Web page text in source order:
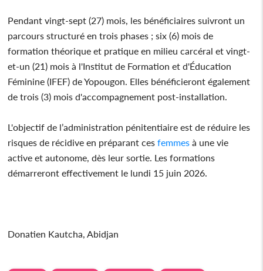
Pendant vingt-sept (27) mois, les bénéficiaires suivront un
parcours structuré en trois phases ; six (6) mois de
formation théorique et pratique en milieu carcéral et vingt-
et-un (21) mois à l'Institut de Formation et d'Éducation
Féminine (IFEF) de Yopougon. Elles bénéficieront également
de trois (3) mois d'accompagnement post-installation.
L'objectif de l’administration pénitentiaire est de réduire les
risques de récidive en préparant cesfemmes à une vie
active et autonome, dès leur sortie. Les formations
démarreront effectivement le lundi 15 juin 2026.
Donatien Kautcha, Abidjan